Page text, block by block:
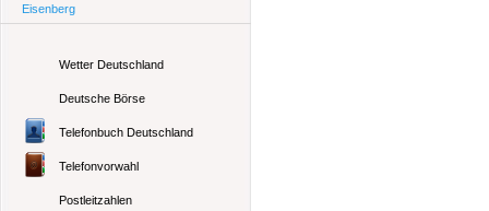
Eisenberg
Wetter Deutschland
Deutsche Börse
Telefonbuch Deutschland
Telefonvorwahl
Postleitzahlen